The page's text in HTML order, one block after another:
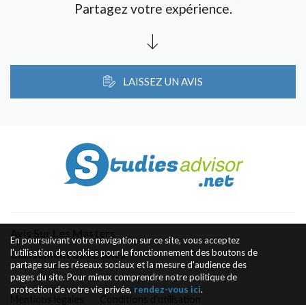
Partagez votre expérience.
LAISSEZ UN AVIS
Classement des Écoles
En poursuivant votre navigation sur ce site, vous acceptez
l'utilisation de cookies pour le fonctionnement des boutons de
partage sur les réseaux sociaux et la mesure d'audience des
pages du site. Pour mieux comprendre notre politique de
protection de votre vie privée, rendez-vous ici.